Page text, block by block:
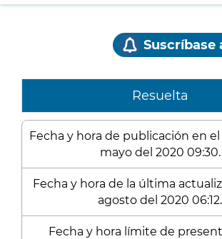
Suscríbase
Resuelta
Fecha y hora de publicación en el
mayo del 2020 09:30.
Fecha y hora de la última
agosto del 2020 06:12.
Fecha y hora límite de